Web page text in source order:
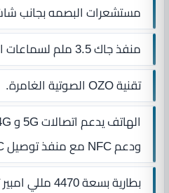
مستشعرات البصمه بجانب
منفذ جاك 3.5 ملم لسماعات الرأس ودعم راديو FM.
تقنية OZO الصوتية الغامرة.
ودعم NFC مع منفذ توصيل USB Type-C.
بطارية بسعة